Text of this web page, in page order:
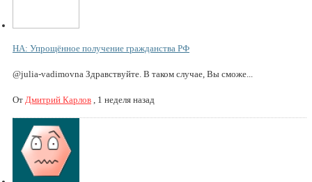
НА: Упрощённое получение гражданства РФ
@julia-vadimovna Здравствуйте. В таком случае, Вы сможе...
От Дмитрий Карлов , 1 неделя назад